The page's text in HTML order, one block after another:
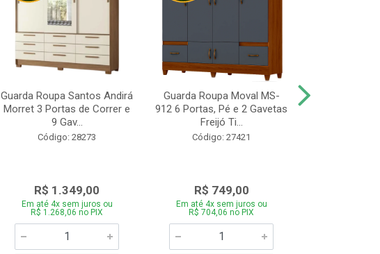
Guarda Roupa Santos Andirá
Morret 3 Portas de Correr e
9 Gav...
Código: 28273
R$ 1.349,00
Em até 4x sem juros ou
R$ 1.268,06 no PIX
Guarda Roupa Moval MS-
912 6 Portas, Pé e 2 Gavetas
Freijó Ti...
Código: 27421
R$ 749,00
Em até 4x sem juros ou
R$ 704,06 no PIX